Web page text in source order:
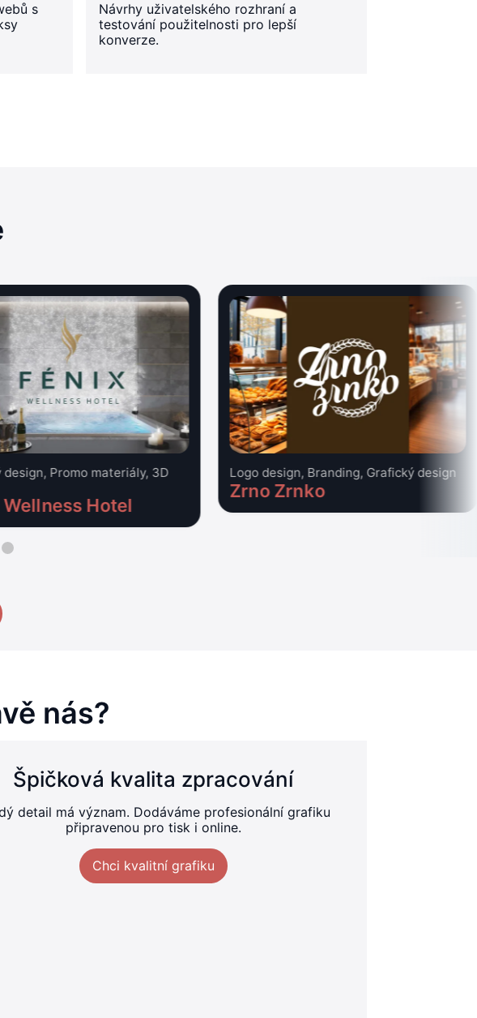
s
Návrhy uživatelského rozhraní a
testování použitelnosti pro lepší
konverze.
design, Promo materiály, 3D
Wellness Hotel
Logo design, Branding, Grafický design
Zrno Zrnko
nás?
Špičková kvalita zpracování
detail má význam. Dodáváme profesionální grafiku
připravenou pro tisk i online.
Chci kvalitní grafiku